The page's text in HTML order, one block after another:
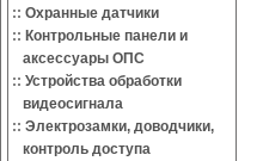
:: Охранные датчики
:: Контрольные панели и
аксессуары ОПС
:: Устройства обработки
видеосигнала
:: Электрозамки, доводчики,
контроль доступа